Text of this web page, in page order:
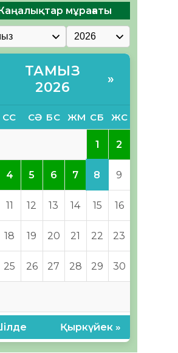
мұрағаты
ТАМЫЗ
2026
»
СС СӘ БС ЖМ СБ ЖС
1 2
4 5 6 7 8 9
11 12 13 14 15 16
18 19 20 21 22 23
25 26 27 28 29 30
Қыркүйек »